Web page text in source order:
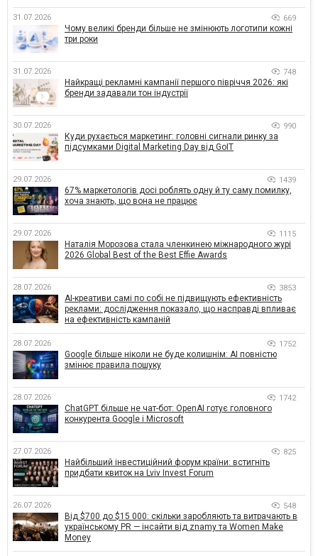
31.07.2026 669
Чому великі бренди більше не змінюють логотипи кожні
три роки
31.07.2026 748
Найкращі рекламні кампанії першого півріччя 2026: які
бренди задавали тон індустрії
30.07.2026 990
Куди рухається маркетинг: головні сигнали ринку за
підсумками Digital Marketing Day від GoIT
29.07.2026 1439
67% маркетологів досі роблять одну й ту саму помилку,
хоча знають, що вона не працює
29.07.2026 1115
Наталія Морозова стала членкинею міжнародного журі
2026 Global Best of the Best Effie Awards
28.07.2026 3853
AI-креативи самі по собі не підвищують ефективність
реклами: дослідження показало, що насправді впливає
на ефективність кампаній
28.07.2026 1752
Google більше ніколи не буде колишнім: AI повністю
змінює правила пошуку
28.07.2026 1742
ChatGPT більше не чат-бот: OpenAI готує головного
конкурента Google і Microsoft
27.07.2026 825
Найбільший інвестиційний форум країни: встигніть
придбати квиток на Lviv Invest Forum
26.07.2026 548
Від $700 до $15 000: скільки заробляють та витрачають в
українському PR — інсайти від znamy та Women Make
Money